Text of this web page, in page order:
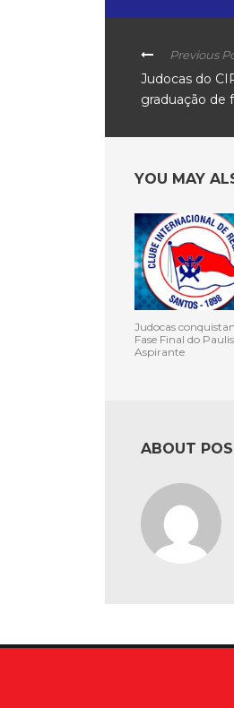
Previous
Judocas do
graduação de
YOU MAY
Judocas
Fase Final do
Aspirante
ABOUT